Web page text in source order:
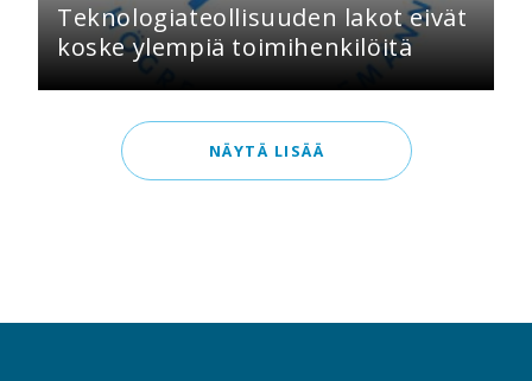
Teknologiateollisuuden lakot eivät
koske ylempiä toimihenkilöitä
NÄYTÄ LISÄÄ